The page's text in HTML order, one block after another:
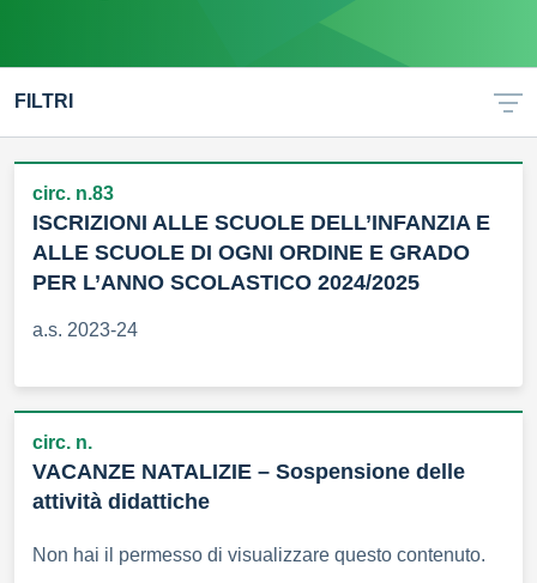
FILTRI
circ. n.83
ISCRIZIONI ALLE SCUOLE DELL’INFANZIA E
ALLE SCUOLE DI OGNI ORDINE E GRADO
PER L’ANNO SCOLASTICO 2024/2025
a.s. 2023-24
circ. n.
VACANZE NATALIZIE – Sospensione delle
attività didattiche
Non hai il permesso di visualizzare questo contenuto.